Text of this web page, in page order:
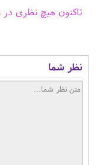
تاکنون هیچ نظری
نظر شما